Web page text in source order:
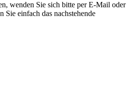
wenden Sie sich bitte per E-Mail oder
Sie einfach das nachstehende